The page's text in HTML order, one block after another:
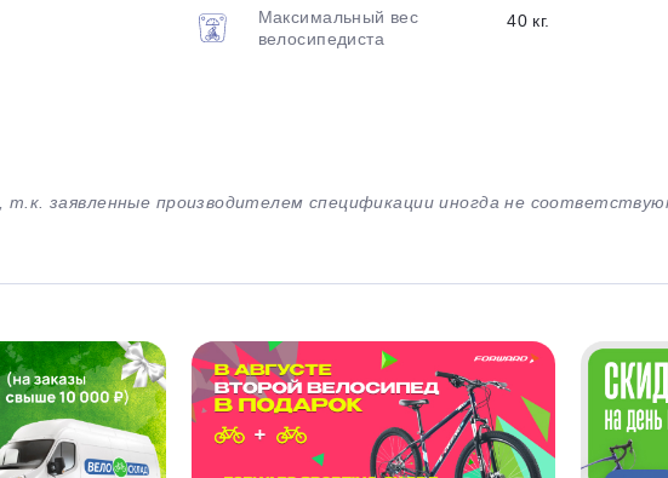
Максимальный вес
велосипедиста
40 кг.
заявленные производителем спецификации иногда не